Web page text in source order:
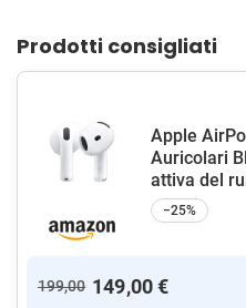
Prodotti consigliati
Apple
Auricolari
attiva del
−25%
199,00 149,00 €